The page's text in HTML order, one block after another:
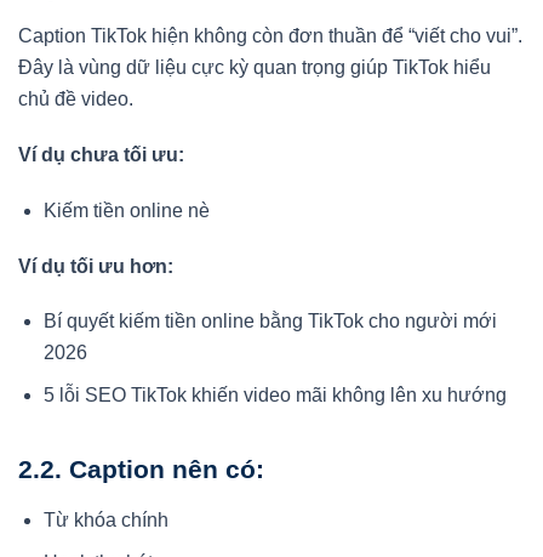
Caption TikTok hiện không còn đơn thuần để “viết cho vui”.
Đây là vùng dữ liệu cực kỳ quan trọng giúp TikTok hiểu
chủ đề video.
Ví dụ chưa tối ưu:
Kiếm tiền online nè
Ví dụ tối ưu hơn:
Bí quyết kiếm tiền online bằng TikTok cho người mới
2026
5 lỗi SEO TikTok khiến video mãi không lên xu hướng
2.2. Caption nên có:
Từ khóa chính